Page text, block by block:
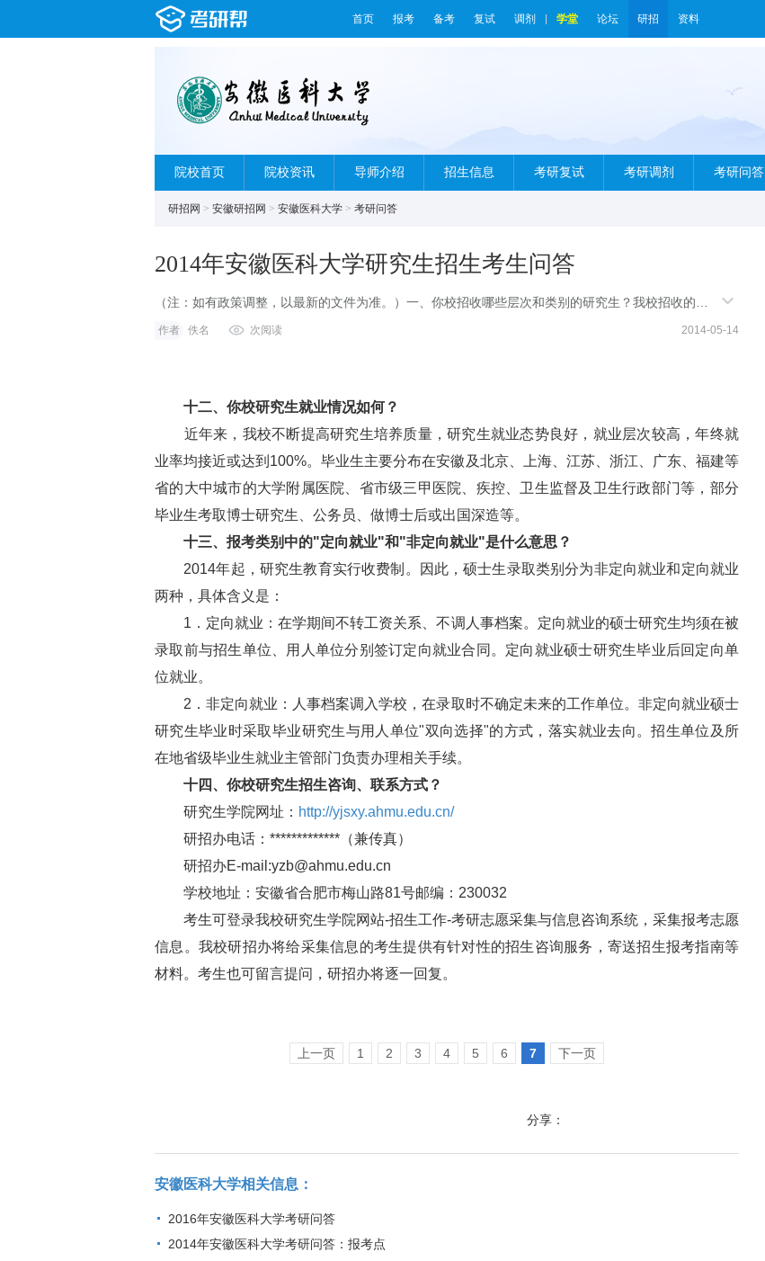
首页 报考 备考 复试 调剂 学堂 论坛 研招 资料
院校首页 院校资讯 导师介绍 招生信息 考研复试 考研调剂 考研问答
研招网 > 安徽研招网 > 安徽医科大学 > 考研问答
2014年安徽医科大学研究生招生考生问答
（注：如有政策调整，以最新的文件为准。）一、你校招收哪些层次和类别的研究生？我校招收的研
作者 佚名 次阅读 2014-05-14
十二、你校研究生就业情况如何？
近年来，我校不断提高研究生培养质量，研究生就业态势良好，就业层次较高，年终就
业率均接近或达到100%。毕业生主要分布在安徽及北京、上海、江苏、浙江、广东、福建等
省的大中城市的大学附属医院、省市级三甲医院、疾控、卫生监督及卫生行政部门等，部分
毕业生考取博士研究生、公务员、做博士后或出国深造等。
十三、报考类别中的"定向就业"和"非定向就业"是什么意思？
2014年起，研究生教育实行收费制。因此，硕士生录取类别分为非定向就业和定向就业
两种，具体含义是：
1．定向就业：在学期间不转工资关系、不调人事档案。定向就业的硕士研究生均须在被
录取前与招生单位、用人单位分别签订定向就业合同。定向就业硕士研究生毕业后回定向单
位就业。
2．非定向就业：人事档案调入学校，在录取时不确定未来的工作单位。非定向就业硕士
研究生毕业时采取毕业研究生与用人单位"双向选择"的方式，落实就业去向。招生单位及所
在地省级毕业生就业主管部门负责办理相关手续。
十四、你校研究生招生咨询、联系方式？
研究生学院网址： http://yjsxy.ahmu.edu.cn/
研招办电话：*************（兼传真）
研招办E-mail:yzb@ahmu.edu.cn
学校地址：安徽省合肥市梅山路81号邮编：230032
考生可登录我校研究生学院网站-招生工作-考研志愿采集与信息咨询系统，采集报考志愿
信息。我校研招办将给采集信息的考生提供有针对性的招生咨询服务，寄送招生报考指南等
材料。考生也可留言提问，研招办将逐一回复。
上一页 1 2 3 4 5 6 7 下一页
分享：
安徽医科大学相关信息：
2016年安徽医科大学考研问答
2014年安徽医科大学考研问答：报考点